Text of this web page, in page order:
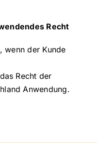
Recht
wenn der Kunde
Recht der
Anwendung.